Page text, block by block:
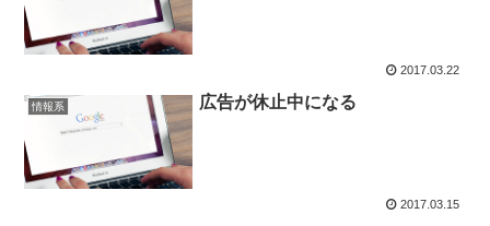
2017.03.22
情報系 広告が休止中になる
2017.03.15